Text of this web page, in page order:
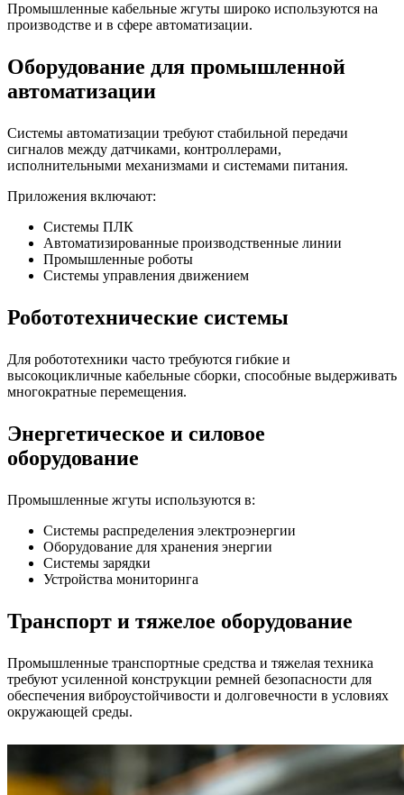
Промышленные кабельные жгуты широко используются на
производстве и в сфере автоматизации.
Оборудование для промышленной
автоматизации
Системы автоматизации требуют стабильной передачи
сигналов между датчиками, контроллерами,
исполнительными механизмами и системами питания.
Приложения включают:
Системы ПЛК
Автоматизированные производственные линии
Промышленные роботы
Системы управления движением
Робототехнические системы
Для робототехники часто требуются гибкие и
высокоцикличные кабельные сборки, способные выдерживать
многократные перемещения.
Энергетическое и силовое
оборудование
Промышленные жгуты используются в:
Системы распределения электроэнергии
Оборудование для хранения энергии
Системы зарядки
Устройства мониторинга
Транспорт и тяжелое оборудование
Промышленные транспортные средства и тяжелая техника
требуют усиленной конструкции ремней безопасности для
обеспечения виброустойчивости и долговечности в условиях
окружающей среды.